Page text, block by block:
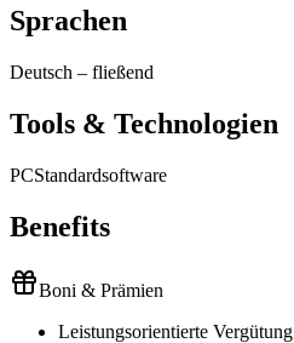
Sprachen
Deutsch – fließend
Tools & Technologien
PCStandardsoftware
Benefits
Boni & Prämien
Leistungsorientierte Vergütung